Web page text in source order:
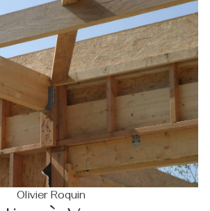
Olivier Roquin